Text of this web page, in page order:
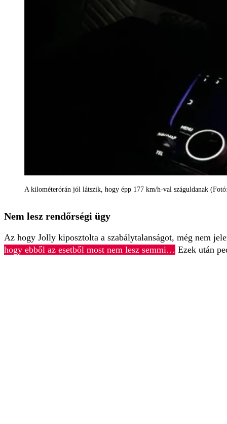
A kilométerórán jól látszik, hogy épp 177 km/h-val száguldanak
Nem lesz rendőrségi ügy
Az hogy Jolly kiposztolta a szabálytalanságot, még nem
hogy ebből az esetből most nem lesz semmi… Ezek után